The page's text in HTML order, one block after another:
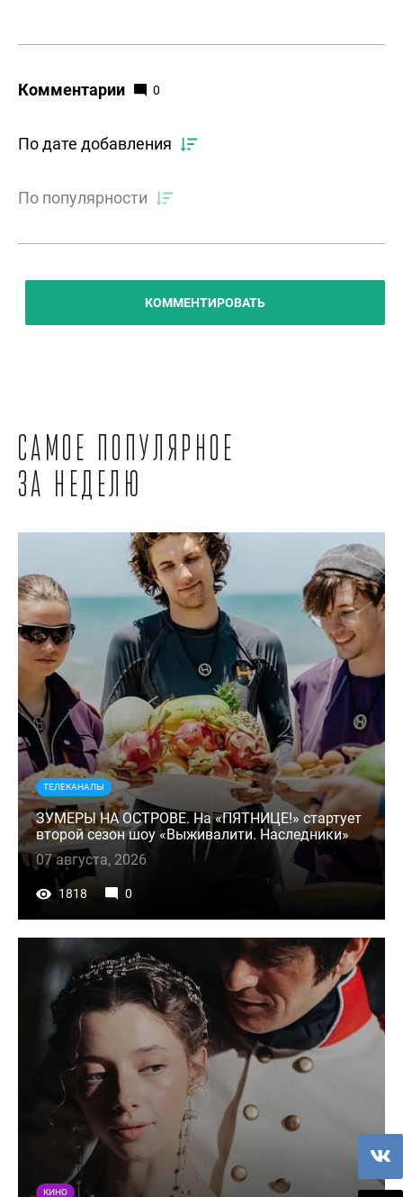
Комментарии 0
По дате добавления
По популярности
КОММЕНТИРОВАТЬ
Самое популярное
за неделю
ТЕЛЕКАНАЛЫ
ЗУМЕРЫ НА ОСТРОВЕ. На «ПЯТНИЦЕ!» стартует
второй сезон шоу «Выживалити. Наследники»
07 августа, 2026
1818 0
КИНО